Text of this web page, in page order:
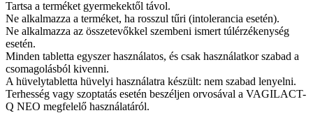
Tartsa a terméket gyermekektől távol.
Ne alkalmazza a terméket, ha rosszul tűri (intolerancia esetén).
Ne alkalmazza az összetevőkkel szembeni ismert túlérzékenység
esetén.
Minden tabletta egyszer használatos, és csak használatkor szabad a
csomagolásból kivenni.
A hüvelytabletta hüvelyi használatra készült: nem szabad lenyelni.
Terhesség vagy szoptatás esetén beszéljen orvosával a VAGILACT-
Q NEO megfelelő használatáról.